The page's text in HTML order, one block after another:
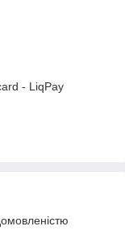
- LiqPay